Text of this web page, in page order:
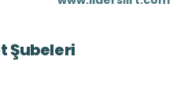
Şubeleri